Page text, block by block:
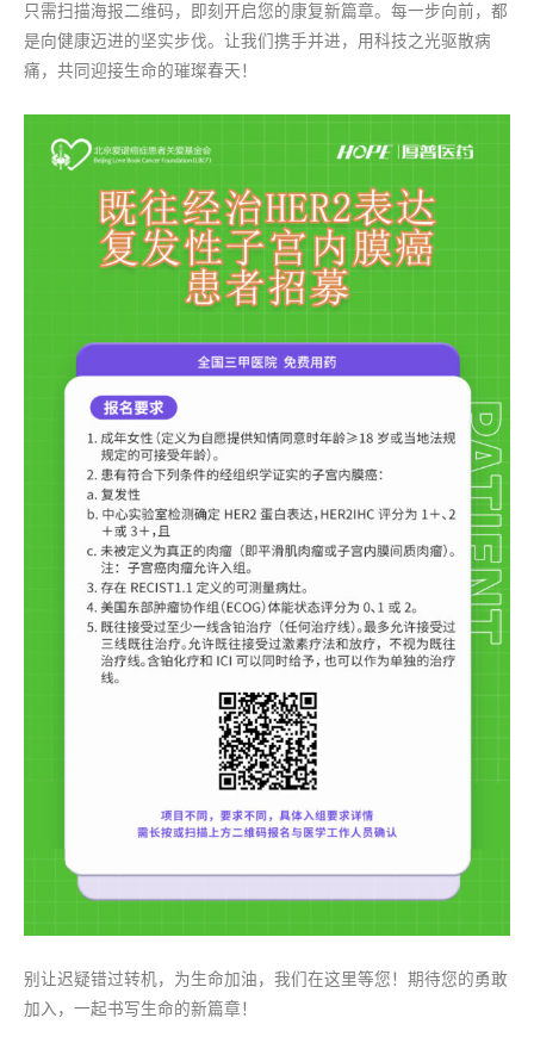
只需扫描海报二维码，即刻开启您的康复新篇章。每一步向前，都
是向健康迈进的坚实步伐。让我们携手并进，用科技之光驱散病
痛，共同迎接生命的璀璨春天！
别让迟疑错过转机，为生命加油，我们在这里等您！期待您的勇敢
加入，一起书写生命的新篇章！